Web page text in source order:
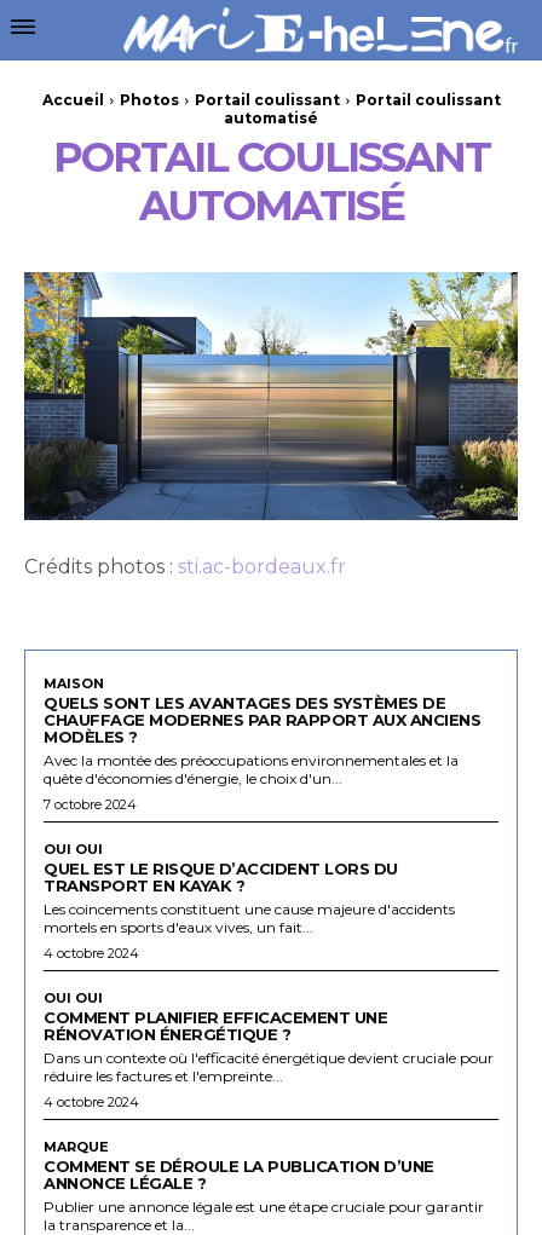
Accueil Photos Portail coulissant
Portail coulissant
automatisé
PORTAIL COULISSANT
AUTOMATISÉ
Crédits photos : sti.ac-bordeaux.fr
MAISON
QUELS SONT LES AVANTAGES DES SYSTÈMES DE
CHAUFFAGE MODERNES PAR RAPPORT AUX ANCIENS
MODÈLES ?
Avec la montée des préoccupations environnementales et la
quête d'économies d'énergie, le choix d'un...
7 octobre 2024
OUI OUI
QUEL EST LE RISQUE D’ACCIDENT LORS DU
TRANSPORT EN KAYAK ?
Les coincements constituent une cause majeure d'accidents
mortels en sports d'eaux vives, un fait...
4 octobre 2024
OUI OUI
COMMENT PLANIFIER EFFICACEMENT UNE
RÉNOVATION ÉNERGÉTIQUE ?
Dans un contexte où l'efficacité énergétique devient cruciale pour
réduire les factures et l'empreinte...
4 octobre 2024
MARQUE
COMMENT SE DÉROULE LA PUBLICATION D’UNE
ANNONCE LÉGALE ?
Publier une annonce légale est une étape cruciale pour garantir
la transparence et la...